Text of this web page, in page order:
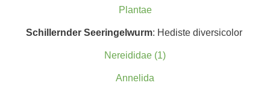
Plantae
Schillernder Seeringelwurm: Hediste diversicolor
Nereididae (1)
Annelida